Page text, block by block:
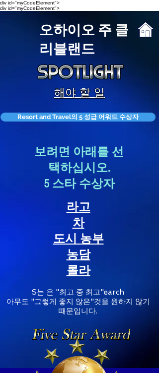
div id="myCodeElement">
div id="myCodeElement">
오하이오 주 클
리블랜드
해야 할 일
Resort and Travel의 5 성급 어워드 수상자
보려면 아래를 선
택하십시오.
5 스타 수상자
라고
차
도시 농부
농담
롤라
S는 은 "최고 중 최고"earch
아무도 "그렇게 좋지 않은"것을 원하지 않기
때문입니다.